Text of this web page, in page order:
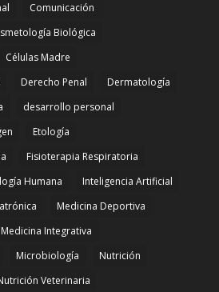
Comunicación
Biológica
Células Madre
Derecho Penal
Dermatología
desarrollo personal
Etología
Fisioterapia Respiratoria
Humana
Inteligencia Artificial
Medicina Deportiva
Medicina Integrativa
Microbiología
Nutrición
Veterinaria